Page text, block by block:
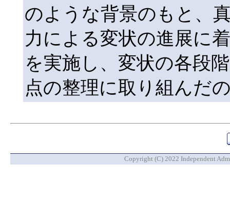
のような背景のもと、
力による変状の進展に
を実施し、変状の各段
点の整理に取り組んだ
Copyright (C) 2022 Independent